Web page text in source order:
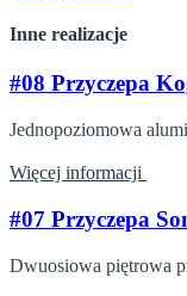
Inne realizacje
#08 Przyczepa
Jednopoziomowa
Więcej informacji
#07 Przyczepa
Dwuosiowa piętrowa